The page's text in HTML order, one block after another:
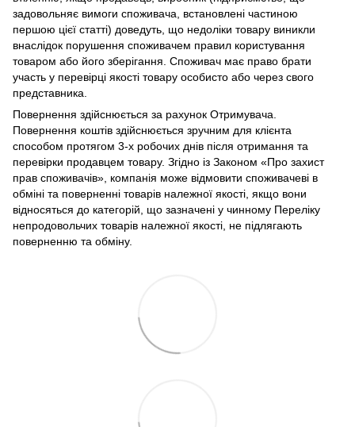
задовольняє вимоги споживача, встановлені частиною
першою цієї статті) доведуть, що недоліки товару виникли
внаслідок порушення споживачем правил користування
товаром або його зберігання. Споживач має право брати
участь у перевірці якості товару особисто або через свого
представника.
Повернення здійснюється за рахунок Отримувача.
Повернення коштів здійснюється зручним для клієнта
способом протягом 3-х робочих днів після отримання та
перевірки продавцем товару. Згідно із Законом «Про захист
прав споживачів», компанія може відмовити споживачеві в
обміні та поверненні товарів належної якості, якщо вони
відносяться до категорій, що зазначені у чинному Переліку
непродовольчих товарів належної якості, не підлягають
поверненню та обміну.